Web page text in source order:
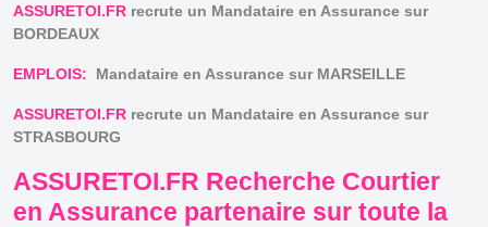
ASSURETOI.FR recrute un Mandataire en Assurance sur
BORDEAUX
EMPLOIS: Mandataire en Assurance sur MARSEILLE
ASSURETOI.FR recrute un Mandataire en Assurance sur
STRASBOURG
ASSURETOI.FR Recherche Courtier
en Assurance partenaire sur toute la